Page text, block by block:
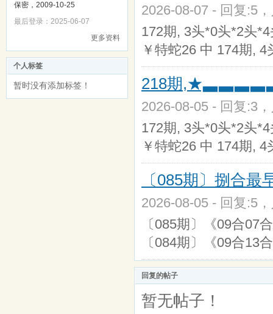
保密，2009-10-25
最后登录：2025-06-07
更多资料
个人标签
暂时没有添加标签！
2026-08-07 - 回复:5
172期, 3头*0头*2头
￥特蛇26 中 174期, 4
218期
2026-08-05 - 回复:3
172期, 3头*0头*2头
￥特蛇26 中 174期, 4
〔085期〕捌合
2026-08-05 - 回复:5
〔085期〕《09合07
〔084期〕《09合13
回复的帖子
暂无帖子！